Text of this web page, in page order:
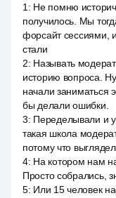
1 : Не помню
получилось. Мы
форсайт сессиями,
стали
2: Называть
историю вопроса.
начали заниматься
бы делали ошибки.
3: Переделывали и
такая школа
потому что
4: На котором нам
Просто собрались,
5: Или 15 человек